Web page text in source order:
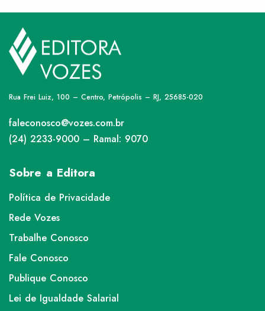
Rua Frei Luiz, 100 – Centro, Petrópolis – RJ, 25685-020
faleconosco@vozes.com.br
(24) 2233-9000 – Ramal: 9070
Sobre a Editora
Política de Privacidade
Rede Vozes
Trabalhe Conosco
Fale Conosco
Publique Conosco
Lei de Igualdade Salarial